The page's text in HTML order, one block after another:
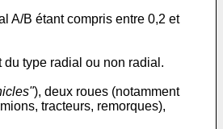
A/B étant compris entre 0,2 et
type radial ou non radial.
), deux roues (notamment
tracteurs, remorques),